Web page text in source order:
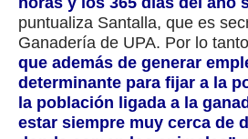
puntualiza Santalla, que es
Ganadería de UPA. Por lo tanto
que además de generar
determinante para fijar a la
la población ligada a la
estar siempre muy cerca de